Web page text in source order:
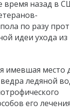
время назад в
по разу
идеи ухода из
имевшая место
ледяной
его